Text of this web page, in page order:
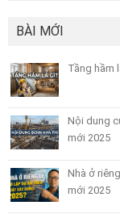
BÀI MỚI
Tầng hầm
Nội dung
mới 2025
Nhà ở
mới 2025